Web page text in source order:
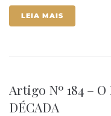
LEIA MAIS
Artigo Nº 184 – O
DÉCADA